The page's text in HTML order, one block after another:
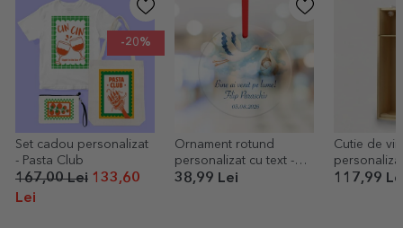
-20%
Set cadou personalizat
- Pasta Club
167,00 Lei 133,60
Lei
Ornament rotund
personalizat cu text -
Bine ai venit pe lume
38,99 Lei
Cutie de vin
Pensionar
117,99